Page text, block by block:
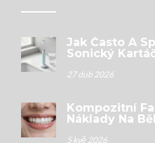
Jak Často A
Sonický
27 dub 2026
Kompozitní
Náklady Na
5 kvě 2026